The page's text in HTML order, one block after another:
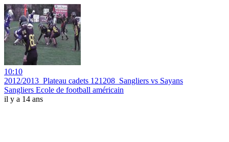
10:10
2012/2013_Plateau cadets 121208_Sangliers vs Sayans
Sangliers Ecole de football américain
il y a 14 ans